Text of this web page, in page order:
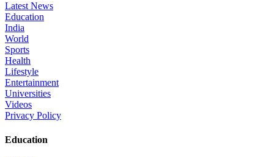
Latest News
Education
India
World
Sports
Health
Lifestyle
Entertainment
Universities
Videos
Privacy Policy
Education